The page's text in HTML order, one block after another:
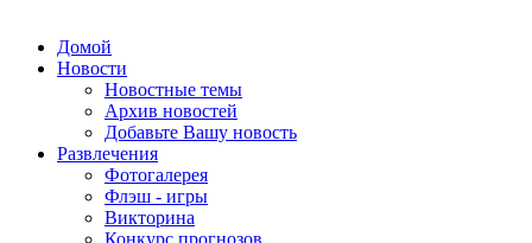
Домой
Новости
Новостные темы
Архив новостей
Добавьте Вашу новость
Развлечения
Фотогалерея
Флэш - игры
Викторина
Конкурс прогнозов